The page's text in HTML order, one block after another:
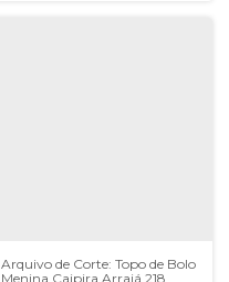
Arquivo de Corte: Topo de Bolo
Menina Caipira Arraiá 218